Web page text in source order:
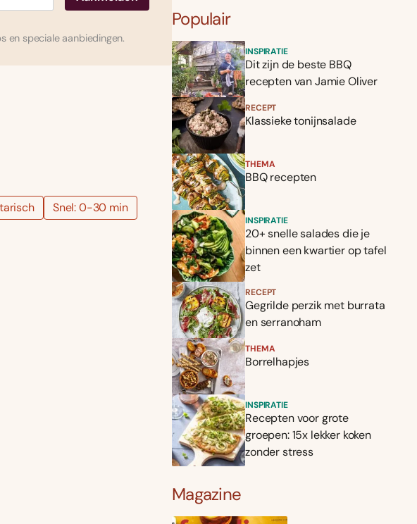
en speciale aanbiedingen.
Snel: 0-30 min
Populair
INSPIRATIE
Dit zijn de beste BBQ
recepten van Jamie Oliver
RECEPT
Klassieke tonijnsalade
THEMA
BBQ recepten
INSPIRATIE
20+ snelle salades die je
binnen een kwartier op tafel
zet
RECEPT
Gegrilde perzik met burrata
en serranoham
THEMA
Borrelhapjes
INSPIRATIE
Recepten voor grote
groepen: 15x lekker koken
zonder stress
Magazine